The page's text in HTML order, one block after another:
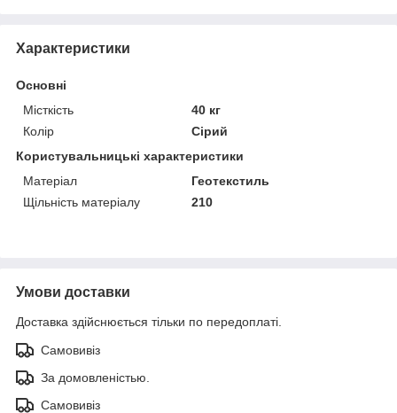
Характеристики
Основні
Місткість
40 кг
Колір
Сірий
Користувальницькі характеристики
Матеріал
Геотекстиль
Щільність матеріалу
210
Умови доставки
Доставка здійснюється тільки по передоплаті.
Самовивіз
За домовленістью.
Самовивіз